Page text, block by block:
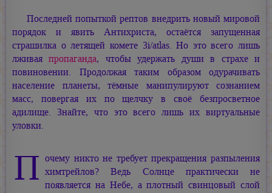
Последней попыткой рептов внедрить новый мировой
порядок и явить Антихриста, остаётся запущенная
страшилка о летящей комете 3i/atlas. Но это всего лишь
лживаяпропаганда, чтобы удержать души в страхе и
повиновении. Продолжая таким образом одурачивать
население планеты, тёмные манипулируют сознанием
масс, повергая их по щелчку в своё безпросветное
адилище. Знайте, что это всего лишь их виртуальные
уловки.
П очему никто не требует прекращения разпыления
химтрейлов? Ведь Солнце практически не
появляется на Небе, а плотный свинцовый слой